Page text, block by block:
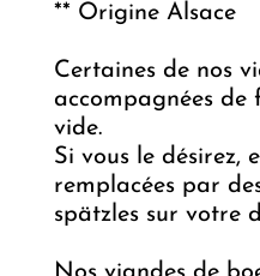
** Origine Alsace
Certaines de nos
accompagnées de
vide.
Si vous le désirez,
remplacées par
spätzles sur votre